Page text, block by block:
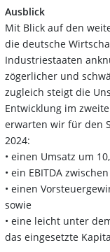
Ausblick
Mit Blick auf den
die deutsche
Industriestaaten
zögerlicher und
zugleich steigt die
Entwicklung im
erwarten wir für den
2024:
• einen Umsatz um
• ein EBITDA
• einen
sowie
• eine leicht unter
das eingesetzte